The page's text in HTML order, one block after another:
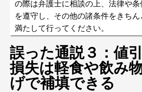
の際は弁護士に相談の上、法律や条
を遵守し、その他の諸条件をきちん
満たして行ってください。
誤った通説３：値
損失は軽食や飲み
げで補填できる